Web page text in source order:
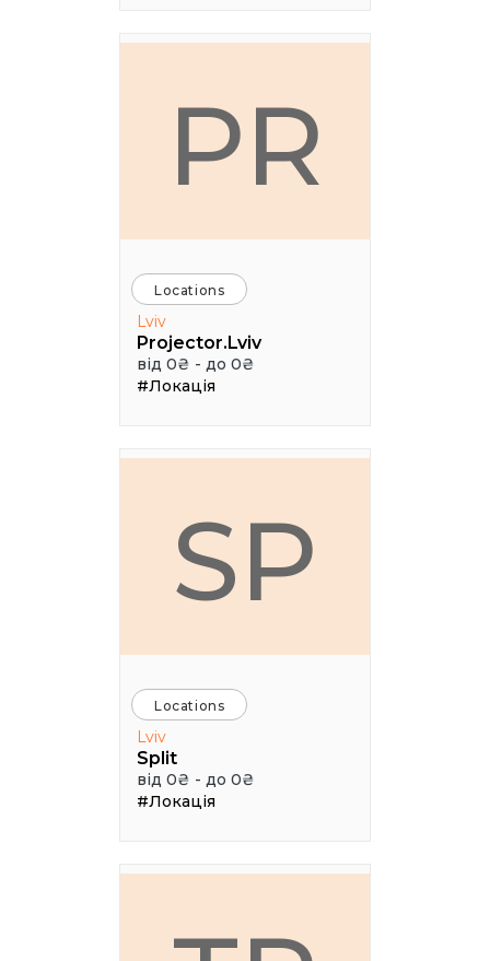
PR
Locations
Lviv
Projector.Lviv
від 0₴ - до 0₴
#Локація
SP
Locations
Lviv
Split
від 0₴ - до 0₴
#Локація